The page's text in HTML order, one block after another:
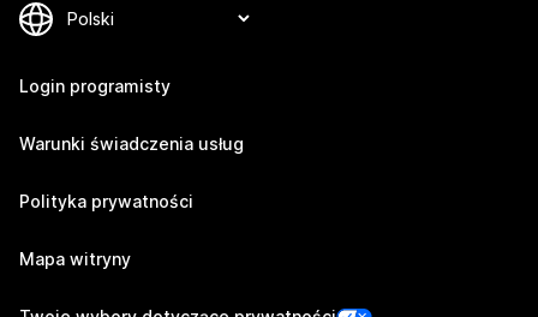
Login programisty
Warunki świadczenia usług
Polityka prywatności
Mapa witryny